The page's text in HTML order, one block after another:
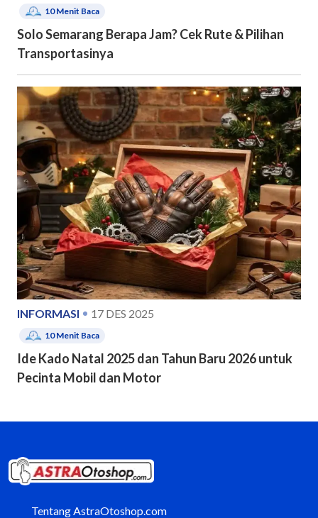
10Menit Baca
Solo Semarang Berapa Jam? Cek Rute & Pilihan
Transportasinya
INFORMASI 17 DES 2025
10Menit Baca
Ide Kado Natal 2025 dan Tahun Baru 2026 untuk
Pecinta Mobil dan Motor
Tentang AstraOtoshop.com